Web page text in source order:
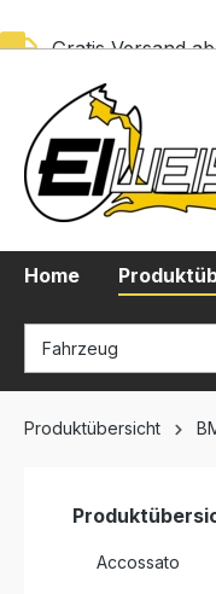
Gratis Versand
Home
Produktübersicht
Accossato